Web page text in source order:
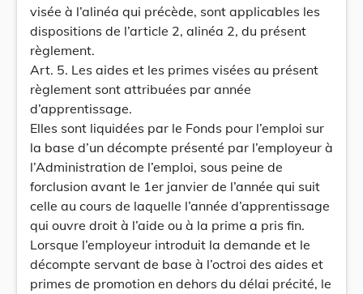
visée à l’alinéa qui précède, sont applicables les
dispositions de l’article 2, alinéa 2, du présent
règlement.
Art. 5. Les aides et les primes visées au présent
règlement sont attribuées par année
d’apprentissage.
Elles sont liquidées par le Fonds pour l’emploi sur
la base d’un décompte présenté par l’employeur à
l’Administration de l’emploi, sous peine de
forclusion avant le 1er janvier de l’année qui suit
celle au cours de laquelle l’année d’apprentissage
qui ouvre droit à l’aide ou à la prime a pris fin.
Lorsque l’employeur introduit la demande et le
décompte servant de base à l’octroi des aides et
primes de promotion en dehors du délai précité, le